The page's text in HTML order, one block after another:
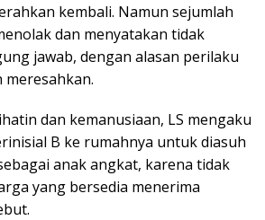
kembali. Namun sejumlah
dan menyatakan tidak
jawab, dengan alasan perilaku
meresahkan.
dan kemanusiaan, LS mengaku
B ke rumahnya untuk diasuh
anak angkat, karena tidak
yang bersedia menerima